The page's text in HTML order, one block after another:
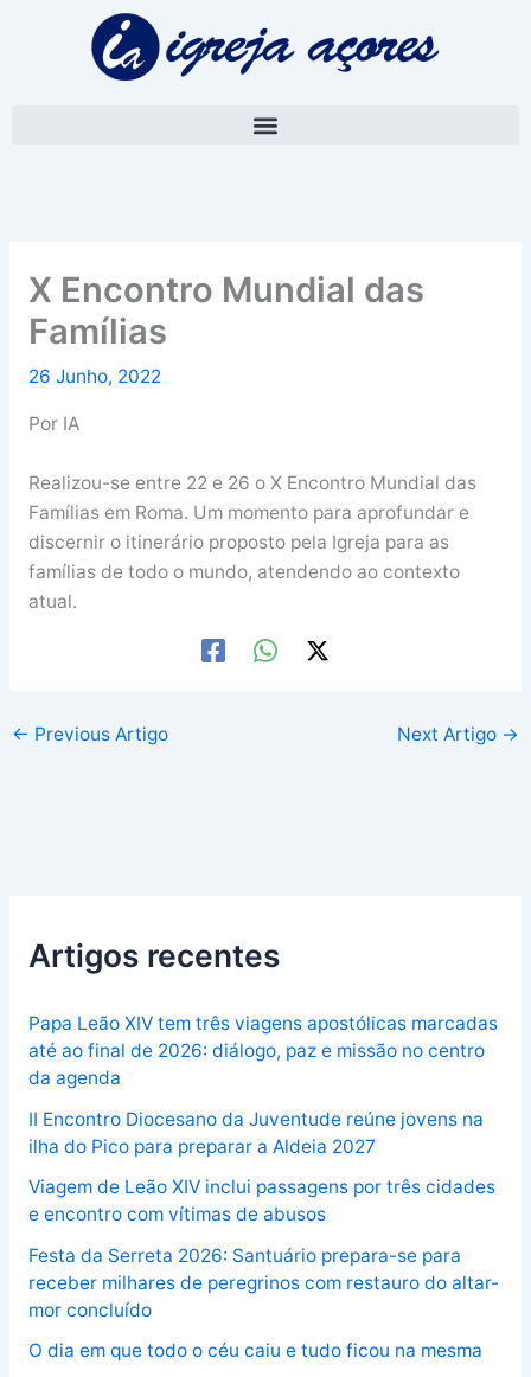
X Encontro Mundial das
Famílias
26 Junho, 2022
Por IA
Realizou-se entre 22 e 26 o X Encontro Mundial das
Famílias em Roma. Um momento para aprofundar e
discernir o itinerário proposto pela Igreja para as
famílias de todo o mundo, atendendo ao contexto
atual.
← Previous Artigo Next Artigo →
Artigos recentes
Papa Leão XIV tem três viagens apostólicas marcadas
até ao final de 2026: diálogo, paz e missão no centro
da agenda
II Encontro Diocesano da Juventude reúne jovens na
ilha do Pico para preparar a Aldeia 2027
Viagem de Leão XIV inclui passagens por três cidades
e encontro com vítimas de abusos
Festa da Serreta 2026: Santuário prepara-se para
receber milhares de peregrinos com restauro do altar-
mor concluído
O dia em que todo o céu caiu e tudo ficou na mesma